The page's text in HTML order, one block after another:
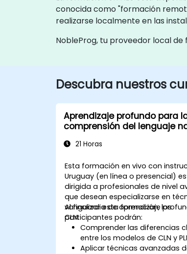
conocida como "formación
realizarse localmente en las
NobleProg, tu proveedor local
Descubra nuestros
Aprendizaje profundo para
comprensión del lenguaje
procesamiento de texto
21 Horas
Esta formación en vivo con
Uruguay (en línea o presencial)
dirigida a profesionales de nivel
que desean especializarse en
vanguardia de aprendizaje
CLN.
Al finalizar esta formación, los
participantes podrán:
Comprender las diferencias
entre los modelos de CLN y
Aplicar técnicas avanzadas